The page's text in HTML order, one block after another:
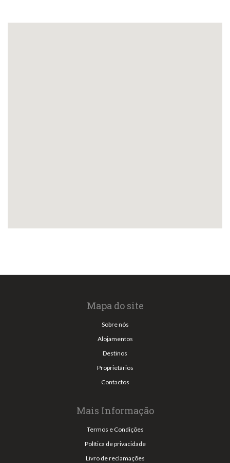
Mapa do site
Sobre nós
Alojamentos
Destinos
Proprietários
Contactos
Mais Informação
Termos e Condições
Política de privacidade
Livro de reclamações